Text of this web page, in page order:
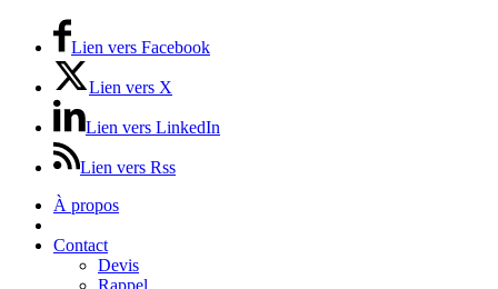
Lien vers Facebook
Lien vers X
Lien vers LinkedIn
Lien vers Rss
À propos
Contact
Devis
Rappel